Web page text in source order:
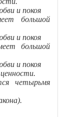
и покоя
большой
и покоя
большой
и покоя
четырьмя